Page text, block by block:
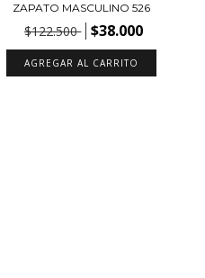
ZAPATO MASCULINO 526
$122.500 $38.000
AGREGAR AL CARRITO